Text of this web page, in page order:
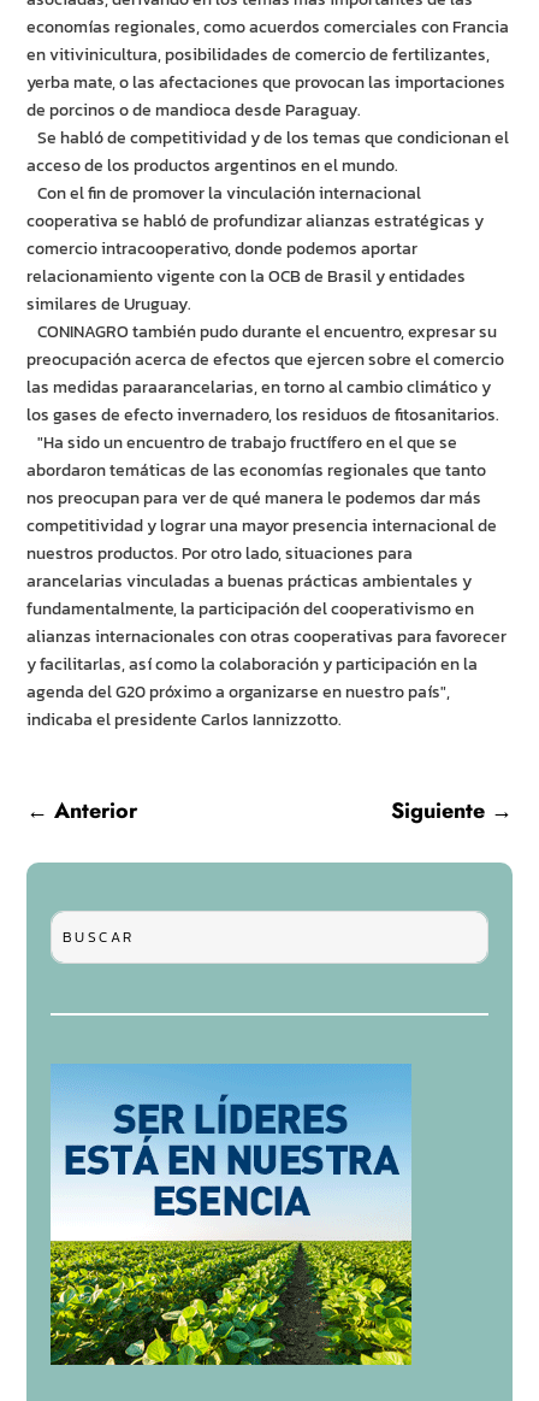
economías regionales, como acuerdos comerciales con Francia
en vitivinicultura, posibilidades de comercio de fertilizantes,
yerba mate, o las afectaciones que provocan las importaciones
de porcinos o de mandioca desde Paraguay.
Se habló de competitividad y de los temas que condicionan el
acceso de los productos argentinos en el mundo.
Con el fin de promover la vinculación internacional
cooperativa se habló de profundizar alianzas estratégicas y
comercio intracooperativo, donde podemos aportar
relacionamiento vigente con la OCB de Brasil y entidades
similares de Uruguay.
CONINAGRO también pudo durante el encuentro, expresar su
preocupación acerca de efectos que ejercen sobre el comercio
las medidas paraarancelarias, en torno al cambio climático y
los gases de efecto invernadero, los residuos de fitosanitarios.
"Ha sido un encuentro de trabajo fructífero en el que se
abordaron temáticas de las economías regionales que tanto
nos preocupan para ver de qué manera le podemos dar más
competitividad y lograr una mayor presencia internacional de
nuestros productos. Por otro lado, situaciones para
arancelarias vinculadas a buenas prácticas ambientales y
fundamentalmente, la participación del cooperativismo en
alianzas internacionales con otras cooperativas para favorecer
y facilitarlas, así como la colaboración y participación en la
agenda del G20 próximo a organizarse en nuestro país",
indicaba el presidente Carlos Iannizzotto.
←Anterior Siguiente→